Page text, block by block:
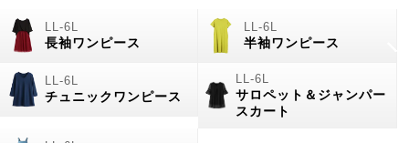
長袖ワンピース 半袖ワンピース
チュニックワンピース
サロペット＆ジャンパー
スカート